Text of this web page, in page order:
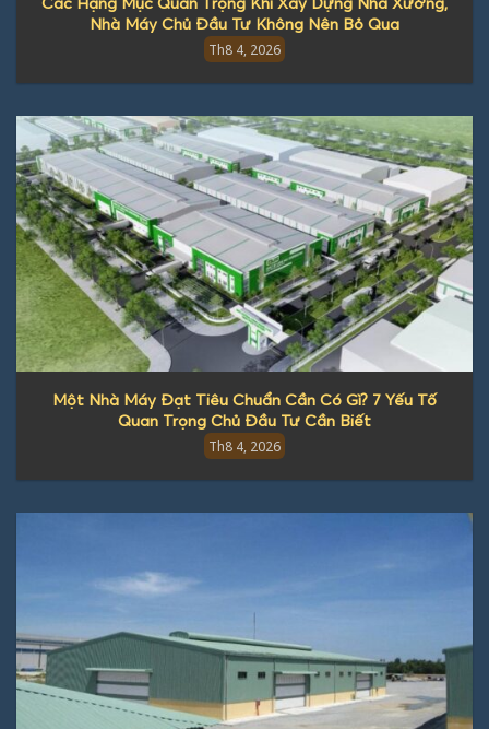
Nhà Máy Chủ Đầu Tư Không Nên Bỏ Qua
Th8 4, 2026
Một Nhà Máy Đạt Tiêu Chuẩn Cần Có Gì? 7 Yếu Tố
Quan Trọng Chủ Đầu Tư Cần Biết
Th8 4, 2026